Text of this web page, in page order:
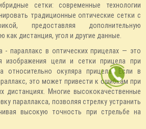
сетки: современные технологии
традиционные оптические сетки с
предоставляя дополнительную
дистанция, угол и другие данные.
- параллакс в оптических прицелах — это
изображения цели и сетки прицела при
относительно окуляра прицела. Если в
это может привести к ошибкам при
дистанциях. Многие высококачественные
параллакса, позволяя стрелку устранить
высокую точность при стрельбе на